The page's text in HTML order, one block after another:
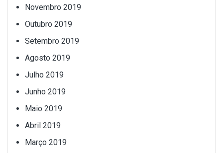
Novembro 2019
Outubro 2019
Setembro 2019
Agosto 2019
Julho 2019
Junho 2019
Maio 2019
Abril 2019
Março 2019